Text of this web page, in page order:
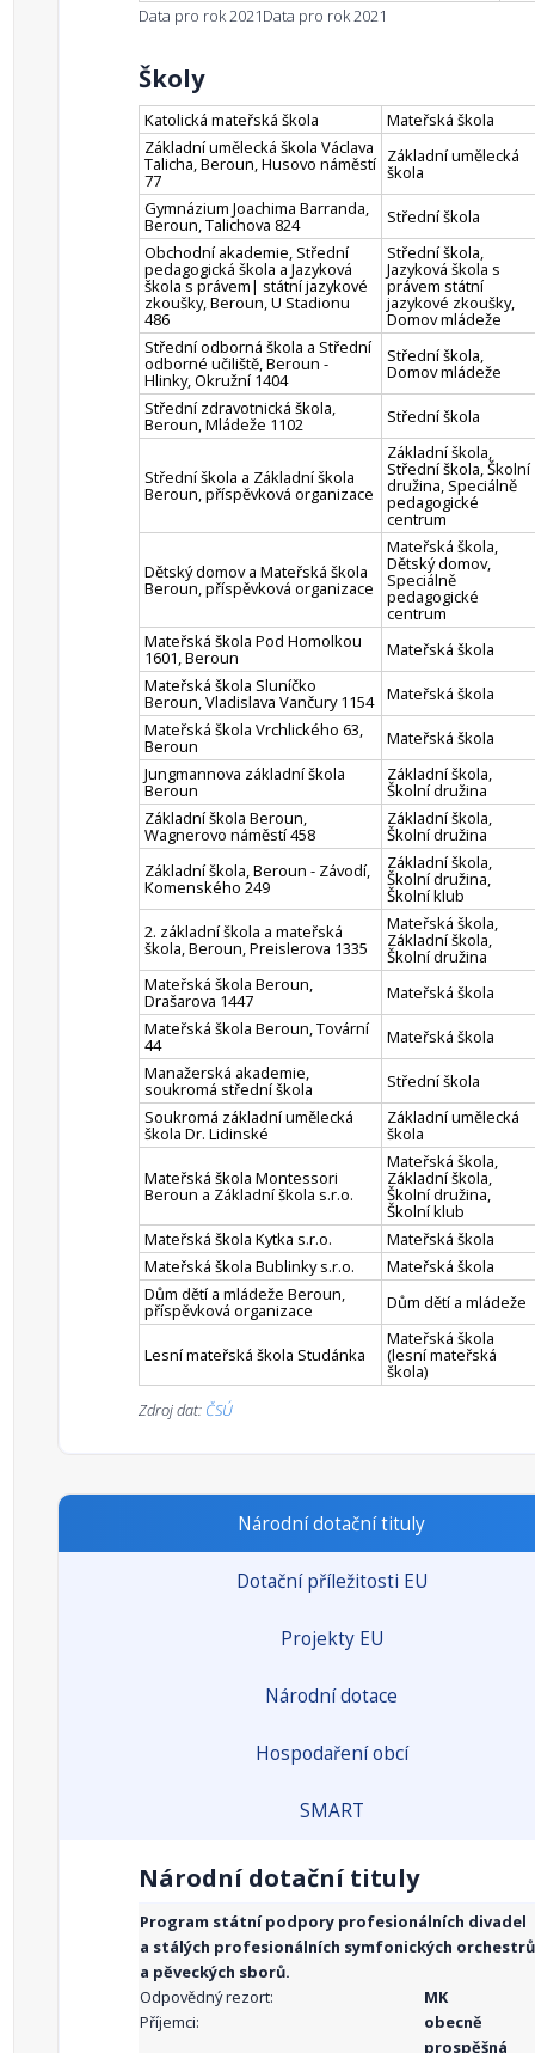
Data pro rok 2021Data pro rok 2021
Školy
Katolická mateřská škola
Mateřská škola
Základní umělecká škola Václava
Talicha, Beroun, Husovo náměstí
77
Základní umělecká
škola
Gymnázium Joachima Barranda,
Beroun, Talichova 824
Střední škola
Obchodní akademie, Střední
pedagogická škola a Jazyková
škola s právem| státní jazykové
zkoušky, Beroun, U Stadionu
486
Střední škola,
Jazyková škola s
právem státní
jazykové zkoušky,
Domov mládeže
Střední odborná škola a Střední
odborné učiliště, Beroun -
Hlinky, Okružní 1404
Střední škola,
Domov mládeže
Střední zdravotnická škola,
Beroun, Mládeže 1102 Střední škola
Střední škola a Základní škola
Beroun, příspěvková organizace
Základní škola,
Střední škola, Školní
družina, Speciálně
pedagogické
centrum
Dětský domov a Mateřská škola
Beroun, příspěvková organizace
Mateřská škola,
Dětský domov,
Speciálně
pedagogické
centrum
Mateřská škola Pod Homolkou
1601, Beroun
Mateřská škola
Mateřská škola Sluníčko
Beroun, Vladislava Vančury 1154
Mateřská škola
Mateřská škola Vrchlického 63,
Beroun
Mateřská škola
Jungmannova základní škola
Beroun
Základní škola,
Školní družina
Základní škola Beroun,
Wagnerovo náměstí 458
Základní škola,
Školní družina
Základní škola, Beroun - Závodí,
Komenského 249
Základní škola,
Školní družina,
Školní klub
2. základní škola a mateřská
škola, Beroun, Preislerova 1335
Mateřská škola,
Základní škola,
Školní družina
Mateřská škola Beroun,
Drašarova 1447
Mateřská škola
Mateřská škola Beroun, Tovární
44
Mateřská škola
Manažerská akademie,
soukromá střední škola
Střední škola
Soukromá základní umělecká
škola Dr. Lidinské
Základní umělecká
škola
Mateřská škola Montessori
Beroun a Základní škola s.r.o.
Mateřská škola,
Základní škola,
Školní družina,
Školní klub
Mateřská škola Kytka s.r.o.
Mateřská škola
Mateřská škola Bublinky s.r.o.
Mateřská škola
Dům dětí a mládeže Beroun,
příspěvková organizace Dům dětí a mládeže
Lesní mateřská škola Studánka
Mateřská škola
(lesní mateřská
škola)
Zdroj dat: ČSÚ
Národní dotační tituly
Dotační příležitosti EU
Projekty EU
Národní dotace
Hospodaření obcí
SMART
Národní dotační tituly
Program státní podpory profesionálních divadel
a stálých profesionálních symfonických orchestrů
a pěveckých sborů.
Odpovědný rezort:
MK
Příjemci:
obecně
prospěšná